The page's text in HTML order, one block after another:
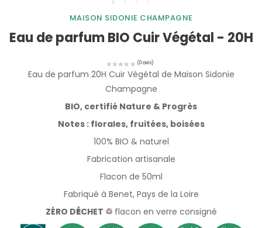
MAISON SIDONIE CHAMPAGNE
Eau de parfum BIO Cuir Végétal - 20H
Eau de parfum 20H Cuir Végétal de Maison Sidonie
Champagne
BIO, certifié Nature & Progrès
Notes : florales, fruitées, boisées
100% BIO & naturel
Fabrication artisanale
Flacon de 50ml
Fabriqué à Benet, Pays de la Loire
ZÉRO DÉCHET ♲ flacon en verre consigné